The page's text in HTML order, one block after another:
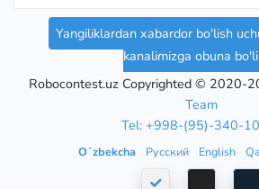
Yangiliklardan xabardor bo'lish
kanalimizga obuna
Robocontest.uz Copyrighted © 2020-
Team
Tel: +998-(95)-340-
Oʻzbekcha Русский English